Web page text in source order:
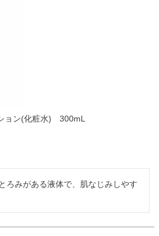
ョン(化粧水) 300mL
ろみがある液体で、肌なじみしやす